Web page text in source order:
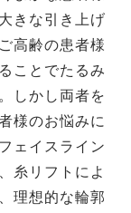
きな引き上げ
高齢の患者様
ことでたるみ
しかし両者を
様のお悩みに
ェイスライン
糸リフトによ
理想的な輪郭